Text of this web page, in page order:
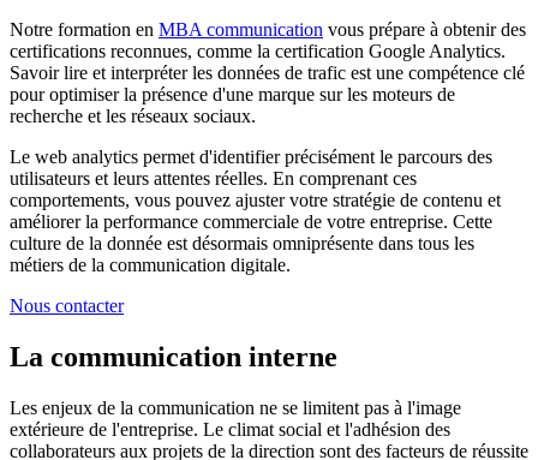
Notre formation en MBA communication vous prépare à obtenir des
certifications reconnues, comme la certification Google Analytics.
Savoir lire et interpréter les données de trafic est une compétence clé
pour optimiser la présence d'une marque sur les moteurs de
recherche et les réseaux sociaux.
Le web analytics permet d'identifier précisément le parcours des
utilisateurs et leurs attentes réelles. En comprenant ces
comportements, vous pouvez ajuster votre stratégie de contenu et
améliorer la performance commerciale de votre entreprise. Cette
culture de la donnée est désormais omniprésente dans tous les
métiers de la communication digitale.
Nous contacter
La communication interne
Les enjeux de la communication ne se limitent pas à l'image
extérieure de l'entreprise. Le climat social et l'adhésion des
collaborateurs aux projets de la direction sont des facteurs de réussite